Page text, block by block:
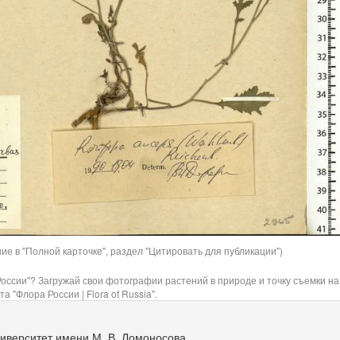
в "Полной карточке", раздел "Цитировать для публикации")
Загружай свои фотографии растений в природе и точку съемки на
"Флора России | Flora of Russia".